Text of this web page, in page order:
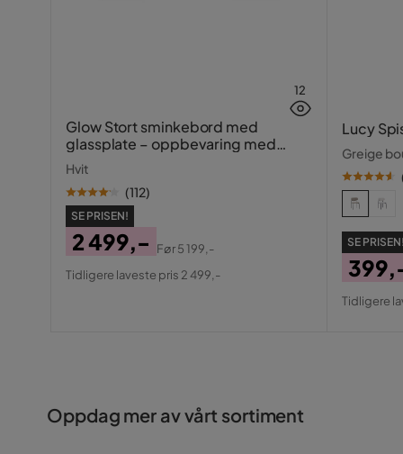
12
Glow Stort sminkebord med
glassplate – oppbevaring med
skuffer og rom 120 cm
Hvit
(112)
SE PRISEN!
Pris
2 499,-
Original
Før5 199,-
Tidligere laveste pris 2 499,-
Lucy
Greige
SE PRISEN!
Pris
Tidligere
Oppdag mer av vårt sortiment